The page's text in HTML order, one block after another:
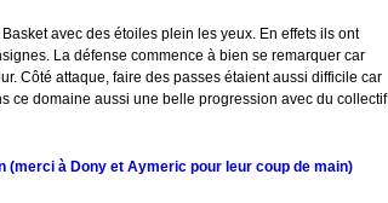
avec des étoiles plein les yeux. En effets ils ont
La défense commence à bien se remarquer car
Côté attaque, faire des passes étaient aussi difficile car
ce domaine aussi une belle progression avec du collectif
(merci à Dony et Aymeric pour leur coup de main)